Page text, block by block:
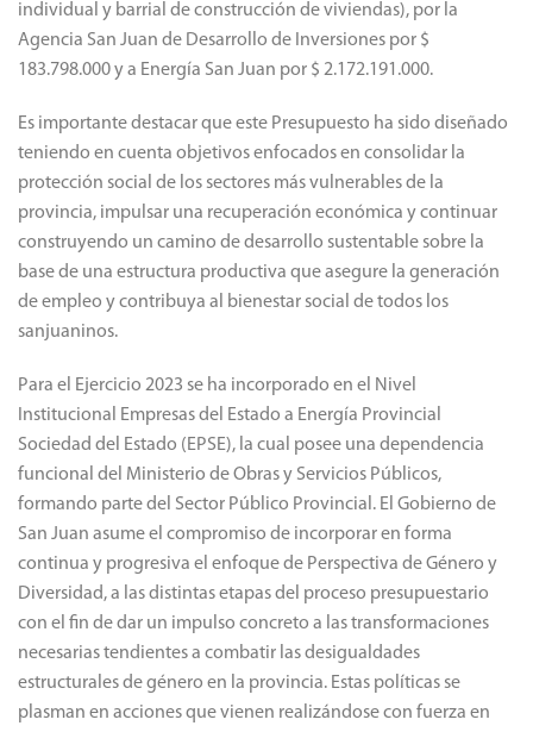
individual y barrial de construcción de viviendas), por la
Agencia San Juan de Desarrollo de Inversiones por $
183.798.000 y a Energía San Juan por $ 2.172.191.000.
Es importante destacar que este Presupuesto ha sido diseñado
teniendo en cuenta objetivos enfocados en consolidar la
protección social de los sectores más vulnerables de la
provincia, impulsar una recuperación económica y continuar
construyendo un camino de desarrollo sustentable sobre la
base de una estructura productiva que asegure la generación
de empleo y contribuya al bienestar social de todos los
sanjuaninos.
Para el Ejercicio 2023 se ha incorporado en el Nivel
Institucional Empresas del Estado a Energía Provincial
Sociedad del Estado (EPSE), la cual posee una dependencia
funcional del Ministerio de Obras y Servicios Públicos,
formando parte del Sector Público Provincial. El Gobierno de
San Juan asume el compromiso de incorporar en forma
continua y progresiva el enfoque de Perspectiva de Género y
Diversidad, a las distintas etapas del proceso presupuestario
con el fin de dar un impulso concreto a las transformaciones
necesarias tendientes a combatir las desigualdades
estructurales de género en la provincia. Estas políticas se
plasman en acciones que vienen realizándose con fuerza en